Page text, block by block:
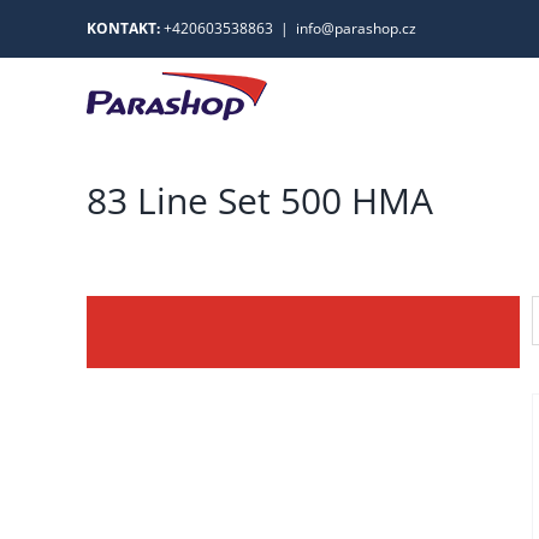
KONTAKT:+420603538863 | info@parashop.cz
83 Line Set 500 HMA